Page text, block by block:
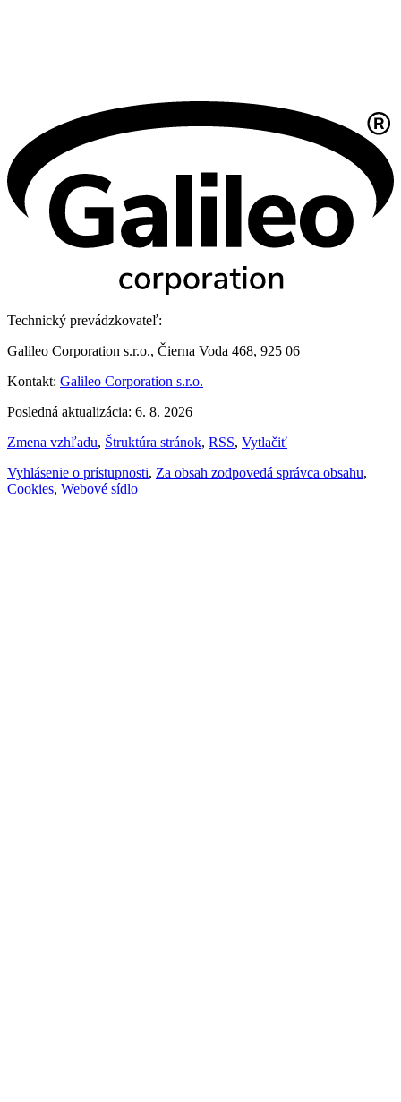
Technický prevádzkovateľ:
Galileo Corporation s.r.o., Čierna Voda 468, 925 06
Kontakt: Galileo Corporation s.r.o.
Posledná aktualizácia: 6. 8. 2026
Zmena vzhľadu, Štruktúra stránok, RSS, Vytlačiť
Vyhlásenie o prístupnosti, Za obsah zodpovedá správca obsahu,
Cookies, Webové sídlo